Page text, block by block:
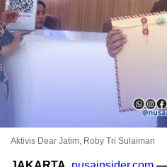
Aktivis Dear Jatim, Roby Tri Sulaiman